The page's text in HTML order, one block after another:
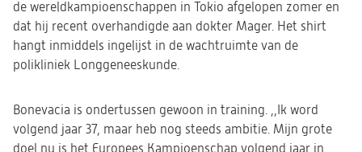
de wereldkampioenschappen in Tokio afgelopen zomer en
dat hij recent overhandigde aan dokter Mager. Het shirt
hangt inmiddels ingelijst in de wachtruimte van de
polikliniek Longgeneeskunde.
Bonevacia is ondertussen gewoon in training. ,,Ik word
volgend jaar 37, maar heb nog steeds ambitie. Mijn grote
doel nu is het Europees Kampioenschap volgend jaar in